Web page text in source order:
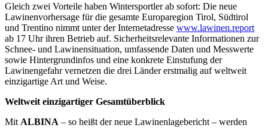
Gleich zwei Vorteile haben Wintersportler ab sofort: Die neue
Lawinenvorhersage für die gesamte Europaregion Tirol, Südtirol
und Trentino nimmt unter der Internetadresse www.lawinen.report
ab 17 Uhr ihren Betrieb auf. Sicherheitsrelevante Informationen zur
Schnee- und Lawinensituation, umfassende Daten und Messwerte
sowie Hintergrundinfos und eine konkrete Einstufung der
Lawinengefahr vernetzen die drei Länder erstmalig auf weltweit
einzigartige Art und Weise.
Weltweit einzigartiger Gesamtüberblick
Mit ALBINA – so heißt der neue Lawinenlagebericht – werden